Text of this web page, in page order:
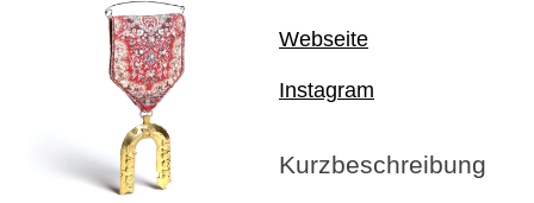
Webseite
Instagram
Kurzbeschreibung